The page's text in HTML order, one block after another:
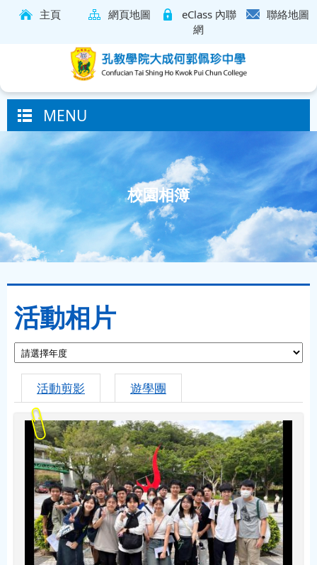
主頁 網頁地圖
eClass 內聯
網
聯絡地圖
MENU
校園相簿
活動相片
活動剪影 遊學團